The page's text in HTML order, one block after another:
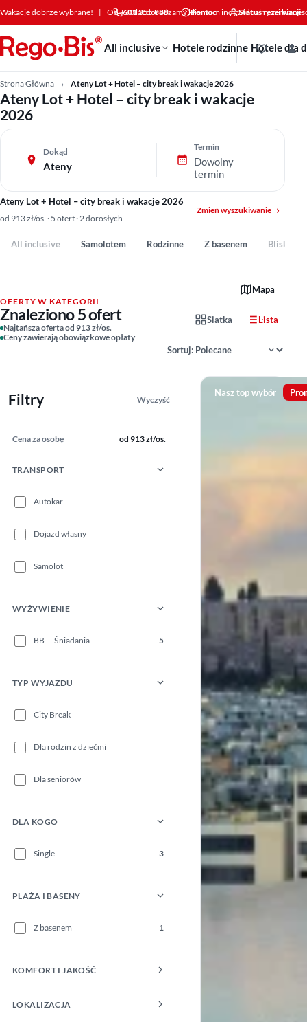
Przejdź do treści
Wakacje dobrze wybrane! | Od +30 lat doradzamy klientom indywidualnym i
601 355 888 Pomoc Status rezerwacji
All inclusive Hotele rodzinne Hotele dla
Strona Główna Ateny Lot + Hotel – city break i wakacje 2026
Ateny Lot + Hotel – city break i wakacje
2026
Dokąd
Ateny
Termin
Dowolny
termin
Ateny Lot + Hotel – city break i wakacje 2026
od 913 zł/os. · 5 ofert · 2 dorosłych
Zmień wyszukiwanie
All inclusive Samolotem Rodzinne Z basenem Blisko
OFERTY W KATEGORII
Znaleziono 5 ofert
Najtańsza oferta od 913 zł/os.
Ceny zawierają obowiązkowe opłaty
Mapa
Siatka Lista
Filtry Wyczyść
Cena za osobę od 913 zł/os.
TRANSPORT
Autokar
Dojazd własny
Samolot
WYŻYWIENIE
BB — Śniadania 5
TYP WYJAZDU
City Break
Dla rodzin z dziećmi
Dla seniorów
DLA KOGO
Single 3
PLAŻA I BASENY
Z basenem 1
KOMFORT I JAKOŚĆ
LOKALIZACJA
Nasz top wybór